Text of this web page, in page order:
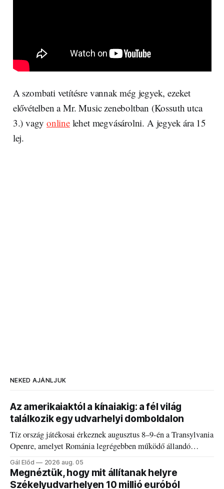
A szombati vetítésre vannak még jegyek, ezeket
elővételben a Mr. Music zeneboltban (Kossuth utca
3.) vagy onlinelehet megvásárolni. A jegyek ára 15
lej.
NEKED AJÁNLJUK
Az amerikaiaktól a kínaiakig: a fél világ
találkozik egy udvarhelyi domboldalon
Tíz ország játékosai érkeznek augusztus 8–9-én a Transylvania
Openre, amelyet Románia legrégebben működő állandó
discgolfpályáján rendeznek meg.
Gál Előd 2026 aug. 05
Megnéztük, hogy mit állítanak helyre
Székelyudvarhelyen 10 millió euróból